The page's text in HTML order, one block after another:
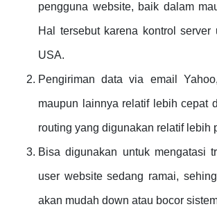
pengguna website, baik dalam
Hal tersebut karena kontrol server
USA.
Pengiriman data via email
maupun lainnya relatif lebih cepat
routing yang digunakan relatif lebih
Bisa digunakan untuk mengatasi
user website sedang ramai,
akan mudah down atau bocor